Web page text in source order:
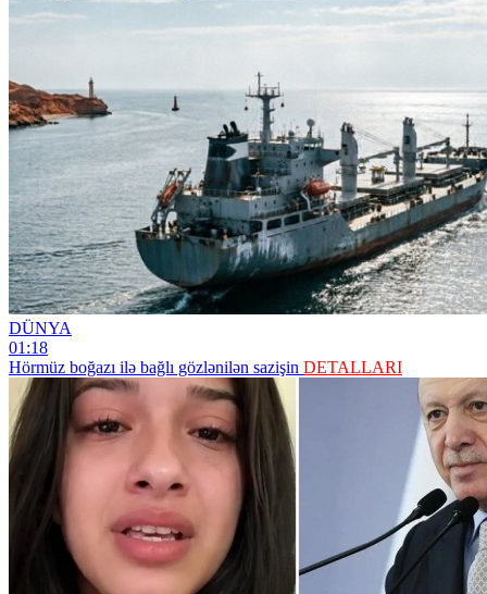
DÜNYA
01:18
Hörmüz boğazı ilə bağlı gözlənilən sazişin DETALLARI